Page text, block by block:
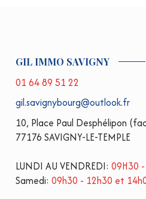
GIL IMMO SAVIGNY
01 64 89 51 22
gil.savignybourg@outlook.fr
10, Place Paul Desphélipon
77176 SAVIGNY-LE-TEMPLE
LUNDI AU VENDREDI: 09H30
Samedi: 09h30 - 12h30 et